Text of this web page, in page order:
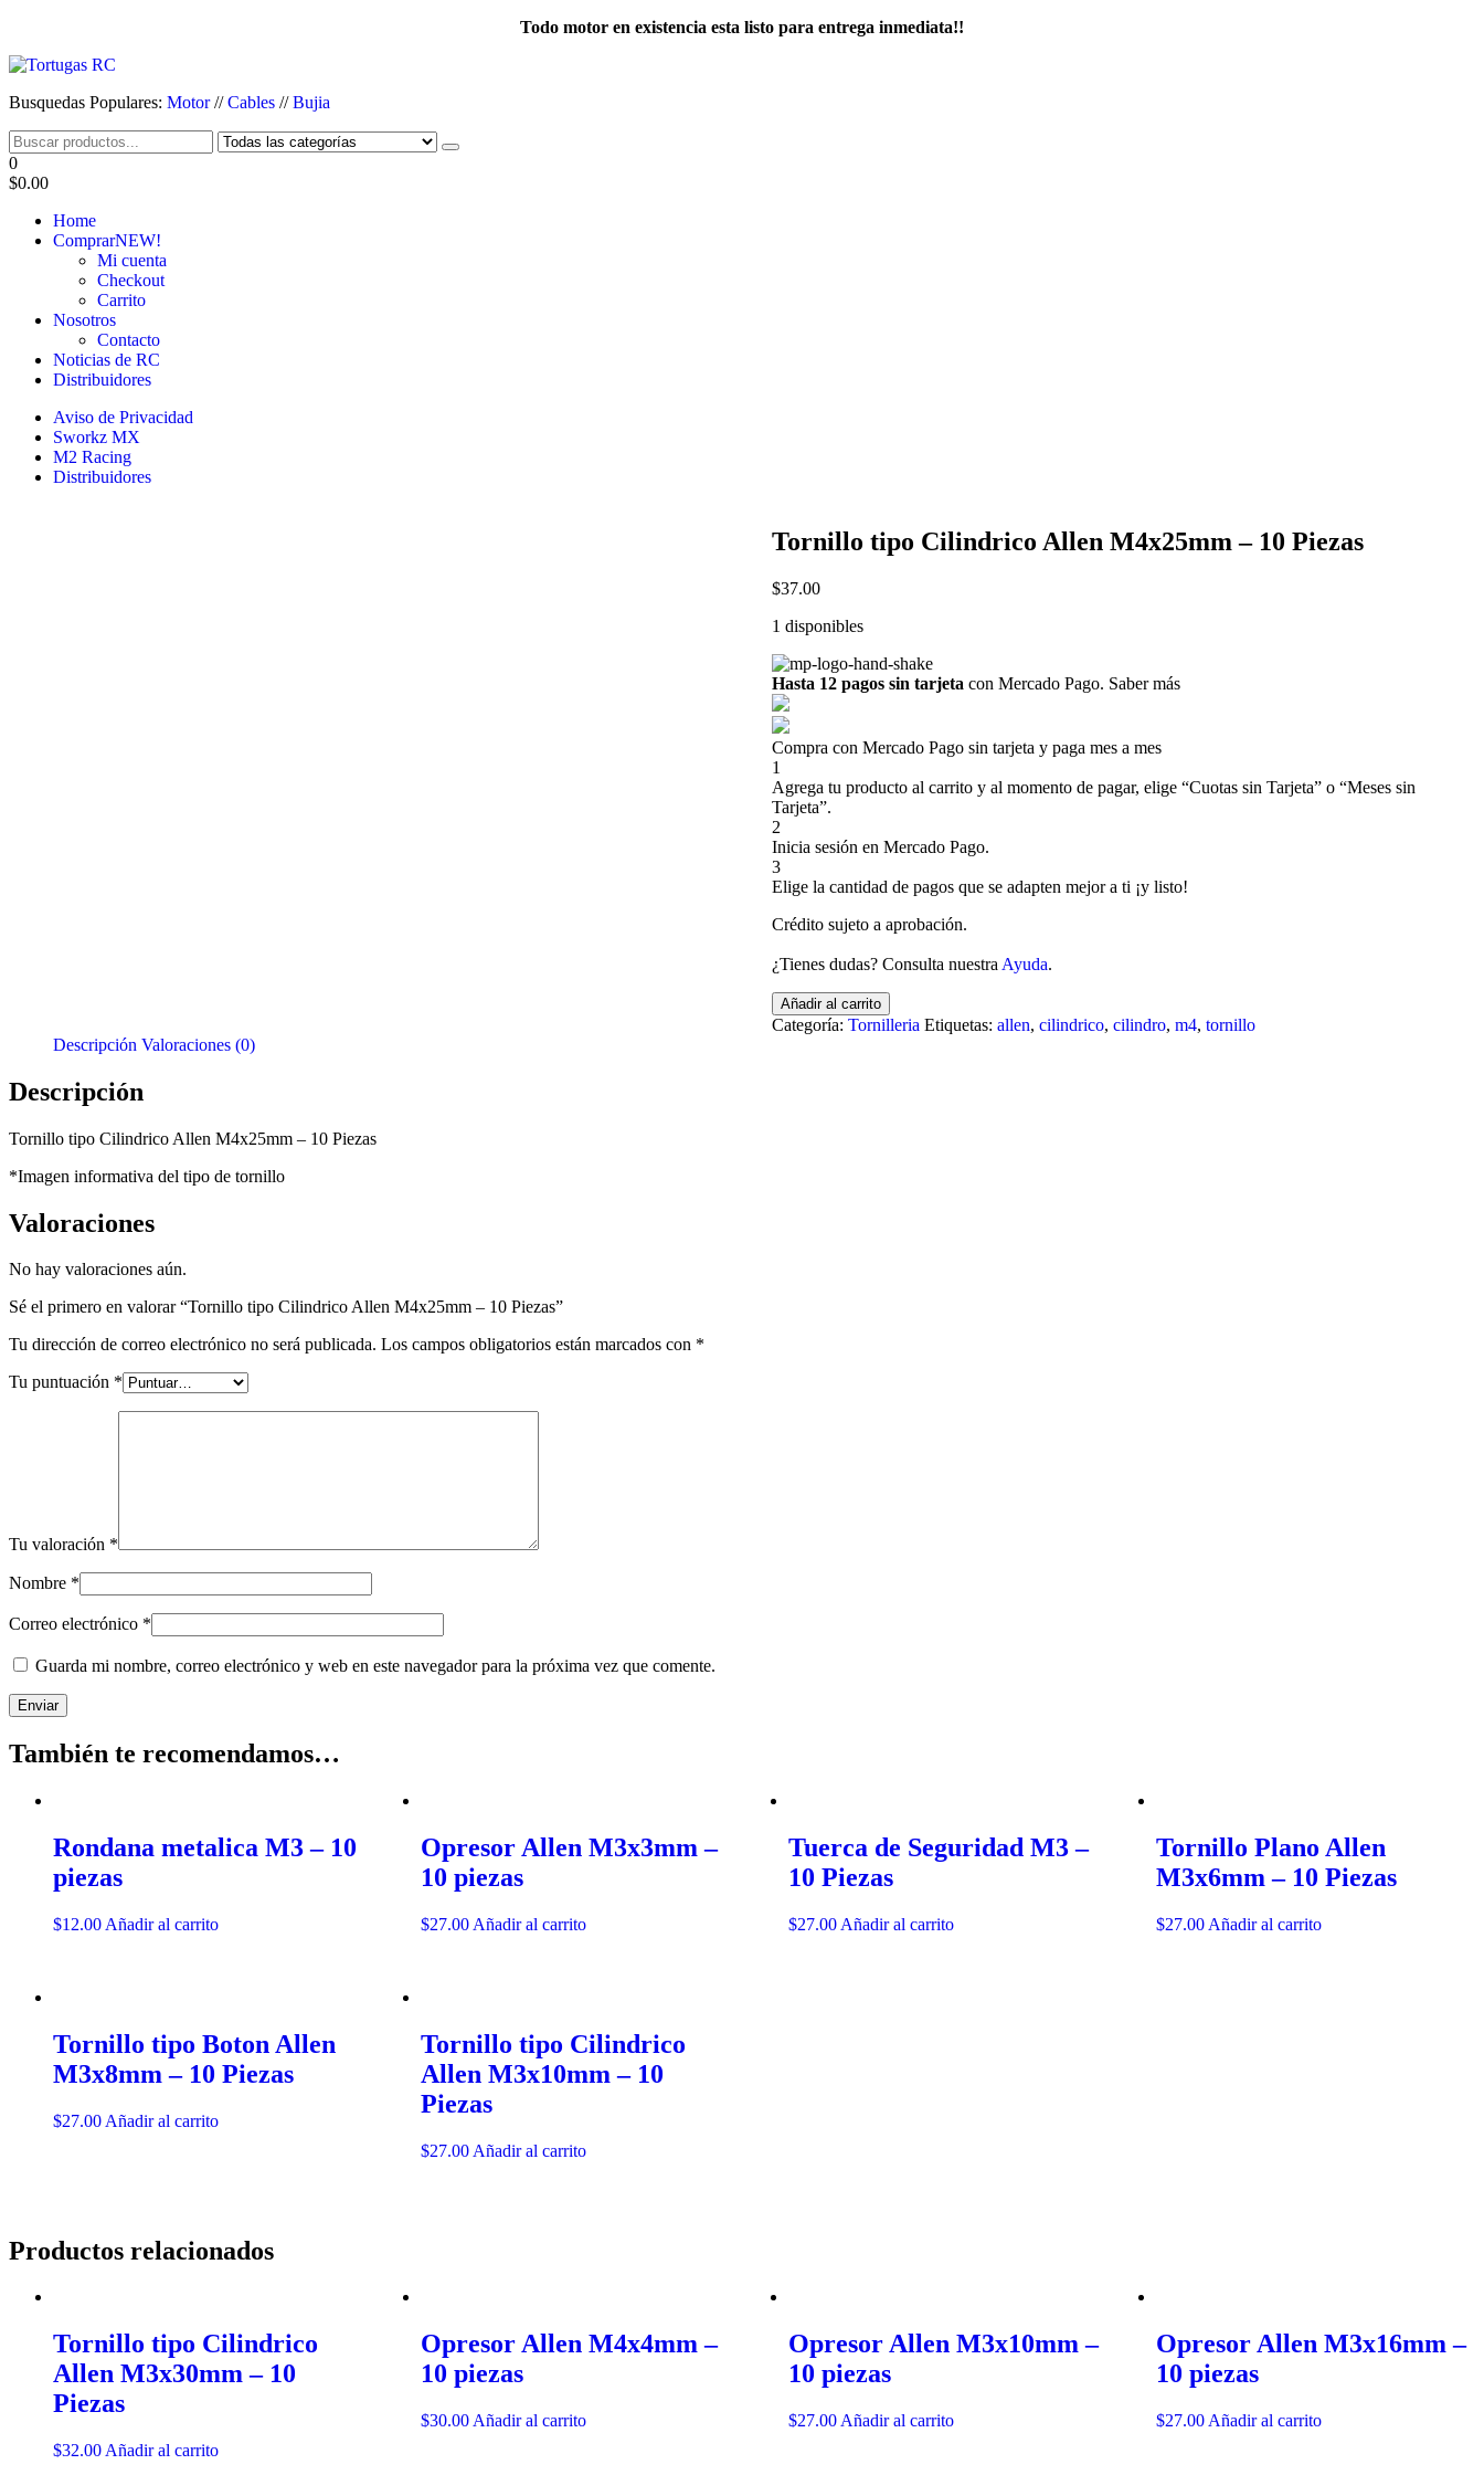
contenido
Todo motor en existencia esta listo para entrega inmediata!!
Tortugas RC
Venta de Cables y articulos de RC
Busquedas Populares: Motor//Cables //Bujia
0
$0.00
Home
ComprarNEW!
Mi cuenta
Checkout
Carrito
Nosotros
Contacto
Noticias de RC
Distribuidores
Aviso de Privacidad
Sworkz MX
M2 Racing
Distribuidores
Tornillo tipo Cilindrico Allen M4x25mm – 10 Piezas
$37.00
1 disponibles
Hasta 12 pagos sin tarjeta con Mercado Pago. Saber más
Compra con Mercado Pago sin tarjeta y paga mes a mes
1
Agrega tu producto al carrito y al momento de pagar, elige “Cuotas sin Tarjeta” o “Meses sin
Tarjeta”.
2
Inicia sesión en Mercado Pago.
3
Elige la cantidad de pagos que se adapten mejor a ti ¡y listo!
Crédito sujeto a aprobación.
¿Tienes dudas? Consulta nuestra Ayuda.
Tornillo
tipo
Cilindrico
Añadir al carrito
Categoría: Tornilleria Etiquetas: allen, cilindrico, cilindro, m4, tornillo
Descripción Valoraciones (0)
Descripción
Tornillo tipo Cilindrico Allen M4x25mm – 10 Piezas
*Imagen informativa del tipo de tornillo
Valoraciones
No hay valoraciones aún.
Sé el primero en valorar “Tornillo tipo Cilindrico Allen M4x25mm – 10 Piezas”
Tu dirección de correo electrónico no será publicada. Los campos obligatorios están marcados con *
Tu puntuación *
Tu valoración *
Nombre *
Correo electrónico *
Guarda mi nombre, correo electrónico y web en este navegador para la próxima vez que comente.
También te recomendamos…
Rondana metalica M3 – 10
piezas
$12.00 Añadir al carrito
Opresor Allen M3x3mm –
10 piezas
$27.00 Añadir al carrito
Tuerca de Seguridad M3 –
10 Piezas
$27.00 Añadir al carrito
Tornillo Plano Allen
M3x6mm – 10 Piezas
$27.00 Añadir al carrito
Tornillo tipo Boton Allen
M3x8mm – 10 Piezas
$27.00 Añadir al carrito
Tornillo tipo Cilindrico
Allen M3x10mm – 10
Piezas
$27.00 Añadir al carrito
Productos relacionados
Tornillo tipo Cilindrico
Allen M3x30mm – 10
Piezas
$32.00 Añadir al carrito
Opresor Allen M4x4mm –
10 piezas
$30.00 Añadir al carrito
Opresor Allen M3x10mm –
10 piezas
$27.00 Añadir al carrito
Opresor Allen M3x16mm –
10 piezas
$27.00 Añadir al carrito